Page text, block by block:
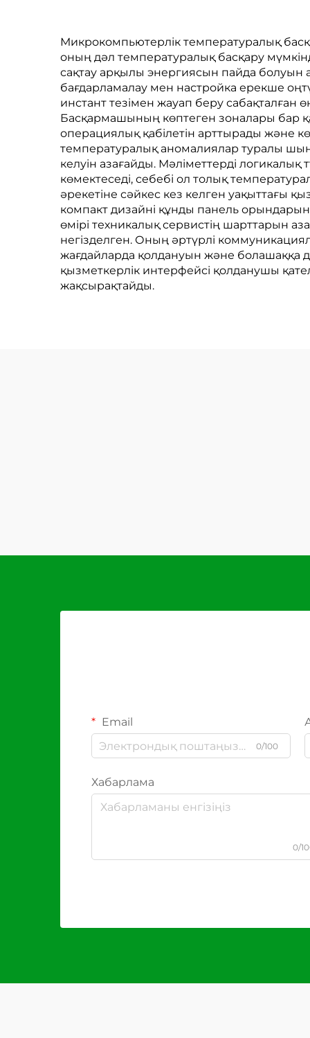
Микрокомпьютерлік температуралық
оның дәл температуралық басқару
сақтау арқылы энергиясын пайда
бағдарламалау мен настройка ерекше
инстант тезімен жауап беру сабақталған
Басқармашының көптеген зоналары бар
операциялық қабілетін арттырады және
температуралық аномалиялар туралы
келуін азағайды. Мәліметтерді
көмектеседі, себебі ол толық
әрекетіне сәйкес кез келген уақыттағы
компакт дизайні құнды панель
өмірі техникалық сервистің шарттарын
негізделген. Оның әртүрлі
жағдайларда қолдануын және болашаққа
қызметкерлік интерфейсі қолданушы
жақсырақтайды.
Email
0/100
Хабарлама
0/